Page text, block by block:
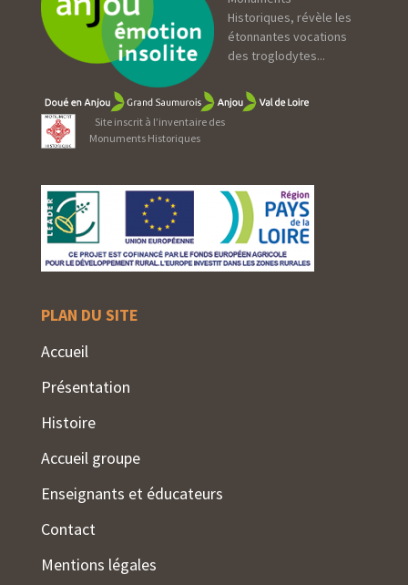
Historiques, révèle les
étonnantes vocations
des troglodytes...
Site inscrit à l’inventaire des
Monuments Historiques
PLAN DU SITE
Accueil
Présentation
Histoire
Accueil groupe
Enseignants et éducateurs
Contact
Mentions légales